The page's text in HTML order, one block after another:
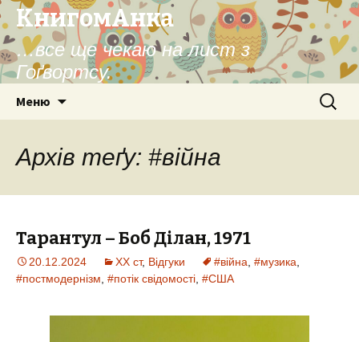
КнигомАнка
…все ще чекаю на лист з
Гоґвортсу.
Меню Пошук:
Архів теґу: #війна
Тарантул – Боб Ділан, 1971
20.12.2024 XX ст, Відгуки #війна #музика
#постмодернізм #потік свідомості #США